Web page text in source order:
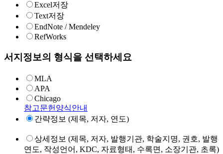
Excel저장
Text저장
EndNote / Mendeley
RefWorks
서지정보의 형식을 선택하세요
MLA
APA
Chicago
참고문헌양식안내
간략정보 (제목, 저자, 연도)
상세정보 (제목, 저자, 발행기관, 학술지명, 권호, 발행
연도, 작성언어, KDC, 자료형태, 수록면, 소장기관, 초록)